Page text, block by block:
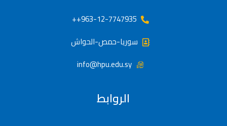
963-12-7747935++
سوريا-حمص-الحواش
info@hpu.edu.sy
الروابط